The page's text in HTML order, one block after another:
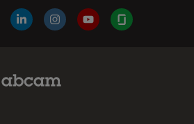
LinkedInInstagramYouTubeGlassdoor